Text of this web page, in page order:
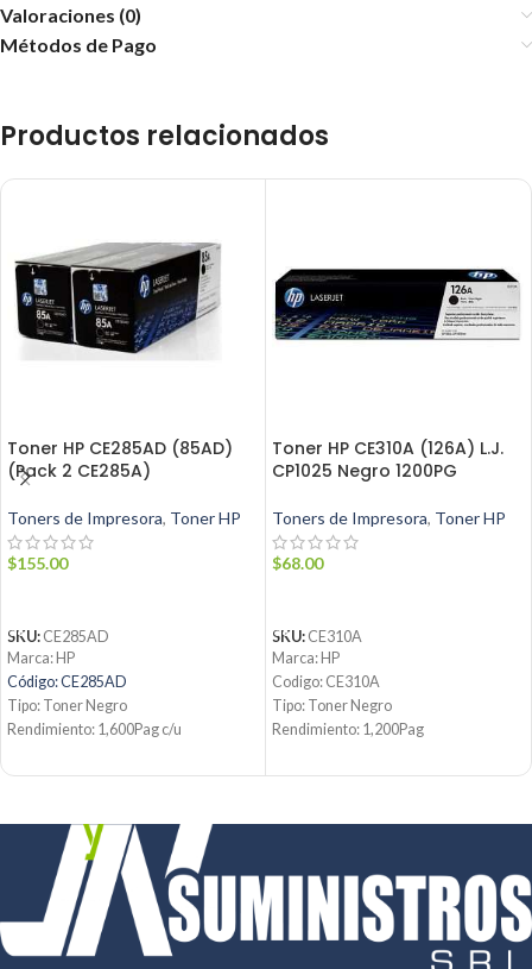
Valoraciones (0)
Métodos de Pago
Productos relacionados
Toner HP CE285AD (85AD)
(Pack 2 CE285A)
Toners de Impresora, Toner HP
$155.00
SKU: CE285AD
Marca: HP
Código: CE285AD
Tipo: Toner Negro
Rendimiento: 1,600Pag c/u
Producto: Original
Email:ventas@jynsuministros.com
📱 WhatsApp:
51 991 864 930
Toner HP CE310A (126A) L.J.
CP1025 Negro 1200PG
Toners de Impresora, Toner HP
$68.00
SKU: CE310A
Marca: HP
Codigo: CE310A
Tipo: Toner Negro
Rendimiento: 1,200Pag
Producto: Origina
📱WhatsApp: 51 991 864 930